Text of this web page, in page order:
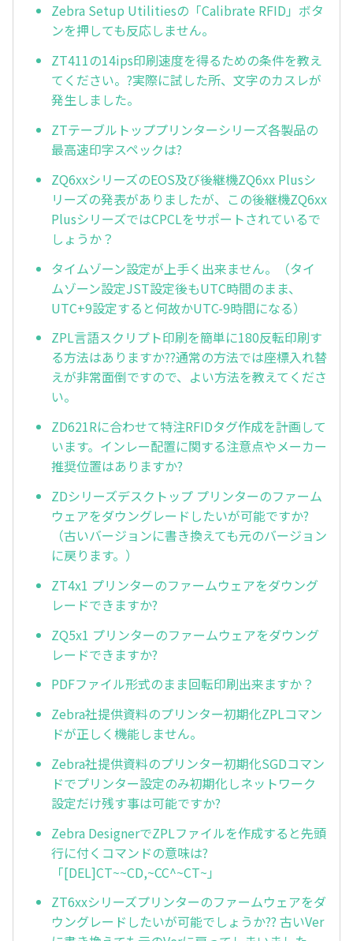
Zebra Setup Utilitiesの「Calibrate RFID」ボタ
ンを押しても反応しません。
ZT411の14ips印刷速度を得るための条件を教え
てください。?実際に試した所、文字のカスレが
発生しました。
ZTテーブルトッププリンターシリーズ各製品の
最高速印字スペックは?
ZQ6xxシリーズのEOS及び後継機ZQ6xx Plusシ
リーズの発表がありましたが、この後継機ZQ6xx
PlusシリーズではCPCLをサポートされているで
しょうか？
タイムゾーン設定が上手く出来ません。（タイ
ムゾーン設定JST設定後もUTC時間のまま、
UTC+9設定すると何故かUTC-9時間になる）
ZPL言語スクリプト印刷を簡単に180反転印刷す
る方法はありますか??通常の方法では座標入れ替
えが非常面倒ですので、よい方法を教えてくださ
い。
ZD621Rに合わせて特注RFIDタグ作成を計画して
います。インレー配置に関する注意点やメーカー
推奨位置はありますか?
ZDシリーズデスクトップ プリンターのファーム
ウェアをダウングレードしたいが可能ですか?
（古いバージョンに書き換えても元のバージョン
に戻ります。）
ZT4x1 プリンターのファームウェアをダウング
レードできますか?
ZQ5x1 プリンターのファームウェアをダウング
レードできますか?
PDFファイル形式のまま回転印刷出来ますか？
Zebra社提供資料のプリンター初期化ZPLコマン
ドが正しく機能しません。
Zebra社提供資料のプリンター初期化SGDコマン
ドでプリンター設定のみ初期化しネットワーク
設定だけ残す事は可能ですか?
Zebra DesignerでZPLファイルを作成すると先頭
行に付くコマンドの意味は?
「[DEL]CT~~CD,~CC^~CT~」
ZT6xxシリーズプリンターのファームウェアをダ
ウングレードしたいが可能でしょうか?? 古いVer